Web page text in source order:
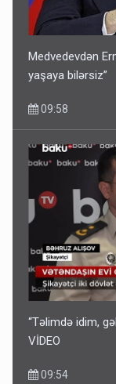
Medvedevdən
yaşaya bilərsiz”
09:58
“Təlimdə idim,
VİDEO
09:54